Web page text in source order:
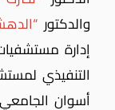
والدكتور
إدارة
التنفيذي
أسوان